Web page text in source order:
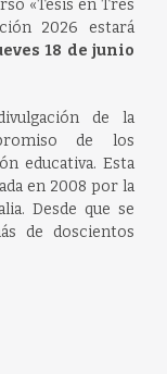
«Tesis en Tres
2026 estará
18 de junio
de la
de los
educativa. Esta
en 2008 por la
Desde que se
de doscientos